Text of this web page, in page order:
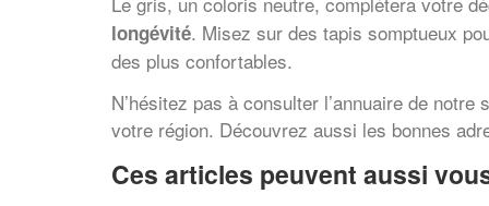
longévité. Misez sur des tapis somptueux
des plus confortables.
N’hésitez pas à consulter l’annuaire de
votre région. Découvrez aussi les bonnes
Ces articles peuvent aussi